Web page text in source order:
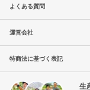
よくある質問
運営会社
特商法に基づく表記
生